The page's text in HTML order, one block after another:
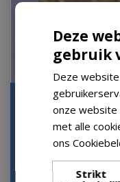
Gina Da Viva pot mat
gold XL
Op voorraad
Deze
gebruik
Deze
onze
met alle
ons
Strikt